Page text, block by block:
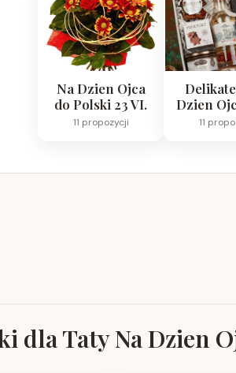
Na Dzien Ojca
do Polski 23 VI.
11 propozycji
Dzien
11
dla Taty Na Dzien